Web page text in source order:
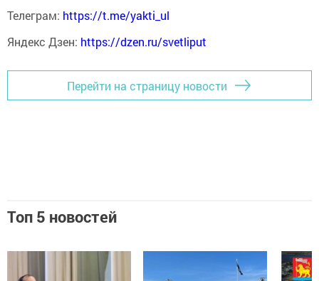
Телеграм: https://t.me/yakti_ul
Яндекс Дзен: https://dzen.ru/svetliput
Перейти на страницу новости
Топ 5 новостей